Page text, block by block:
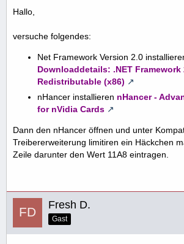
Hallo,
versuche folgendes:
Net Framework Version 2.0
Downloaddetails: .NET Framework
Redistributable (x86)
nHancer installieren nHancer -
for nVidia Cards
Dann den nHancer öffnen und unter
Treibererweiterung limitiren ein Häckchen
Zeile darunter den Wert 11A8 eintragen.
Fresh D.
Gast